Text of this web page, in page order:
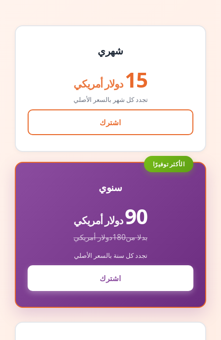
شهري
15 دولار أمريكي
تجدد كل شهر بالسعر الأصلي
اشترك
الأكثر توفيرًا
سنوي
90دولار أمريكي
بدلا من180دولار أمريكي
تجدد كل سنة بالسعر الأصلي
اشترك